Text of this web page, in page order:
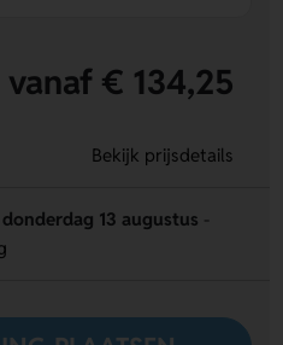
vanaf € 134,25
Bekijk prijsdetails
donderdag 13 augustus